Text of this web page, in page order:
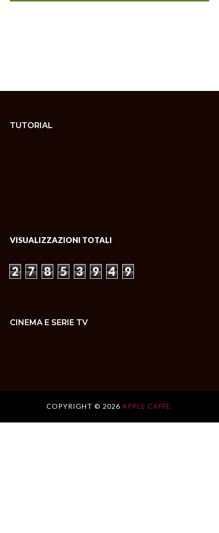
TUTORIAL
VISUALIZZAZIONI TOTALI
2 7 8 5 3 9 4 9
CINEMA E SERIE TV
COPYRIGHT © 2026 APPLE CAFFÈ.